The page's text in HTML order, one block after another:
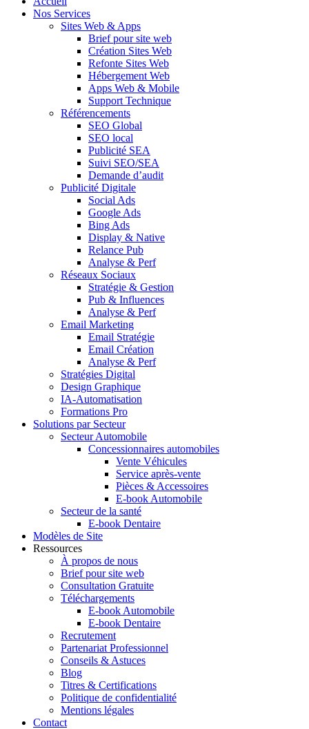
Nos Services
Sites Web & Apps
Brief pour site web
Création Sites Web
Refonte Sites Web
Hébergement Web
Apps Web & Mobile
Support Technique
Référencements
SEO Global
SEO local
Publicité SEA
Suivi SEO/SEA
Demande d’audit
Publicité Digitale
Social Ads
Google Ads
Bing Ads
Display & Native
Relance Pub
Analyse & Perf
Réseaux Sociaux
Stratégie & Gestion
Pub & Influences
Analyse & Perf
Email Marketing
Email Stratégie
Email Création
Analyse & Perf
Stratégies Digital
Design Graphique
IA-Automatisation
Formations Pro
Solutions par Secteur
Secteur Automobile
Concessionnaires automobiles
Vente Véhicules
Service après-vente
Pièces & Accessoires
E-book Automobile
Secteur de la santé
E-book Dentaire
Modèles de Site
Ressources
À propos de nous
Brief pour site web
Consultation Gratuite
Téléchargements
E-book Automobile
E-book Dentaire
Recrutement
Partenariat Professionnel
Conseils & Astuces
Blog
Titres & Certifications
Politique de confidentialité
Mentions légales
Contact